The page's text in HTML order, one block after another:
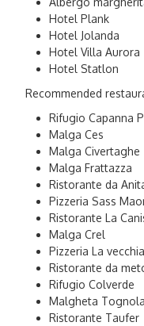
Hotel Plank
Hotel Jolanda
Hotel Villa Aurora
Hotel Statlon
Recommended
Rifugio Capanna
Malga Ces
Malga Civertaghe
Malga Frattazza
Ristorante da
Pizzeria Sass
Ristorante La
Malga Crel
Pizzeria La
Ristorante da
Rifugio Colverde
Malgheta Tognola
Ristorante Taufer